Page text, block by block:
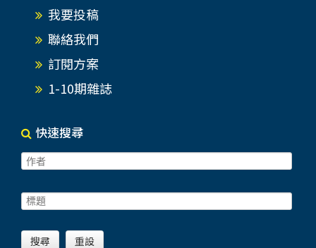
我要投稿
聯絡我們
訂閱方案
1-10期雜誌
快速搜尋